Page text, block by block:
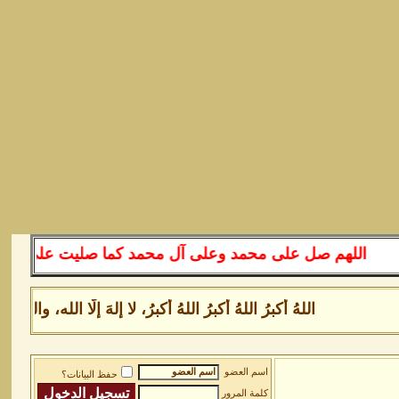
اللهم صل على محمد وعلى آل محمد كما صليت على
اللهُ أكبرُ اللهُ أكبرُ اللهُ أكبرُ، لا إلهَ إلَّا الله،
اسم العضو
حفظ البيانات؟
كلمة المرور